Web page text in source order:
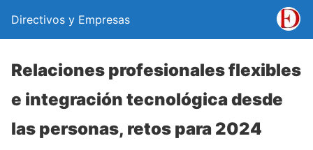
Directivos y Empresas
Relaciones profesionales flexibles
e integración tecnológica desde
las personas, retos para 2024